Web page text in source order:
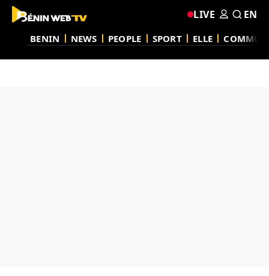
BENIN NEWS PEOPLE SPORT ELLE
LIVE EN